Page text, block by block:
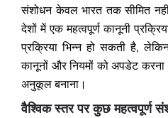
संशोधन केवल भारत तक सीमित
देशों में एक महत्वपूर्ण कानूनी
प्रक्रिया भिन्न हो सकती है,
कानूनों और नियमों को अपडेट करना
अनुकूल बनाना।
वैश्विक स्तर पर कुछ महत्वपूर्ण